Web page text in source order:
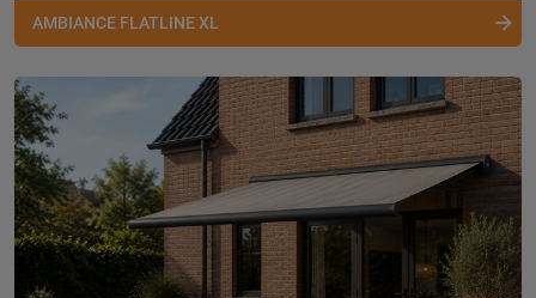
AMBIANCE FLATLINE XL